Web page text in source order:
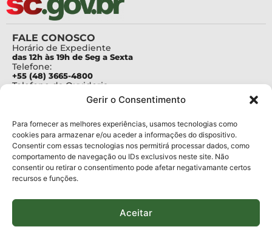
Gerir o Consentimento
Para fornecer as melhores experiências, usamos tecnologias como
cookies para armazenar e/ou aceder a informações do dispositivo.
Consentir com essas tecnologias nos permitirá processar dados, como
comportamento de navegação ou IDs exclusivos neste site. Não
consentir ou retirar o consentimento pode afetar negativamante certos
recursos e funções.
Aceitar
FALE CONOSCO
Horário de Expediente
das 12h às 19h de Seg a Sexta
Telefone:
+55 (48) 3665-4800
Telefone da Ouvidoria
Para assuntos relacionados à Pesquisa
pesquisa@fapesc.sc.gov.br
Para assuntos relacionados à Inovação
inovacao@fapesc.sc.gov.br
Para assuntos relacionados à Bolsas
bolsas@fapesc.sc.gov.br
Para assuntos relacionados à Prestação de Contas
Para assuntos relacionados à Plataforma
plataforma@fapesc.sc.gov.br